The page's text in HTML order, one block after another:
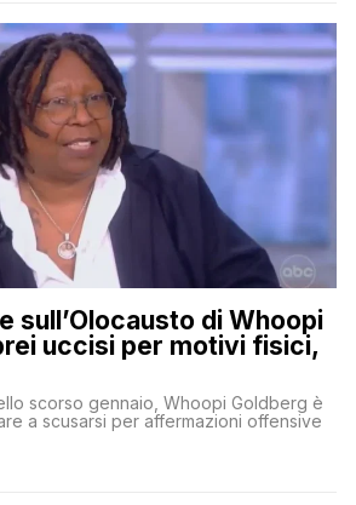
sull’Olocausto di Whoopi
uccisi per motivi fisici,
scorso gennaio, Whoopi Goldberg è
a scusarsi per affermazioni offensive